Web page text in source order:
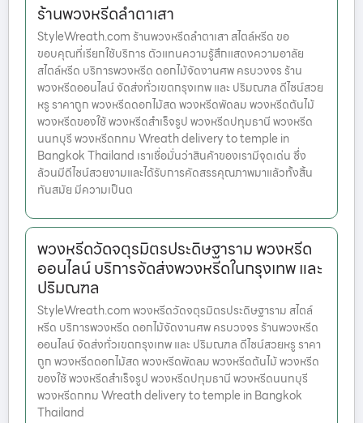
ร้านพวงหรีดลำตาเสา
StyleWreath.com ร้านพวงหรีดลำตาเสา สไตล์หรีด ขอ
ขอบคุณที่เรียกใช้บริการ ตัวแทนความรู้สึกแสดงความอาลัย
สไตล์หรีด บริการพวงหรีด ดอกไม้จัดงานศพ ครบวงจร ร้าน
พวงหรีดออนไลน์ จัดส่งทั่วเขตกรุงเทพ และ ปริมณฑล ดีไซน์สวย
หรู ราคาถูก พวงหรีดดอกไม้สด พวงหรีดพัดลม พวงหรีดต้นไม้
พวงหรีดของใช้ พวงหรีดสำเร็จรูป พวงหรีดปทุมธานี พวงหรีด
นนทบุรี พวงหรีดกทม Wreath delivery to temple in
Bangkok Thailand เราเชื่อมั่นว่าสินค้าของเรามีจุดเด่น ซึ่ง
ล้วนมีดีไซน์สวยงามและได้รับการคัดสรรคุณภาพมาแล้วทั้งสิ้น
ทันสมัย มีความเป็นต
พวงหรีดวัดจตุรมิตรประดิษฐาราม พวงหรีด
ออนไลน์ บริการจัดส่งพวงหรีดในกรุงเทพ และ
ปริมณฑล
StyleWreath.com พวงหรีดวัดจตุรมิตรประดิษฐาราม สไตล์
หรีด บริการพวงหรีด ดอกไม้จัดงานศพ ครบวงจร ร้านพวงหรีด
ออนไลน์ จัดส่งทั่วเขตกรุงเทพ และ ปริมณฑล ดีไซน์สวยหรู ราคา
ถูก พวงหรีดดอกไม้สด พวงหรีดพัดลม พวงหรีดต้นไม้ พวงหรีด
ของใช้ พวงหรีดสำเร็จรูป พวงหรีดปทุมธานี พวงหรีดนนทบุรี
พวงหรีดกทม Wreath delivery to temple in Bangkok
Thailand